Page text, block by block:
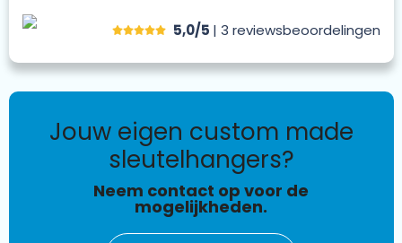
5,0/5 | 3 reviewsbeoordelingen
jouw eigen custom made
sleutelhangers?
Neem contact op voor de
mogelijkheden.